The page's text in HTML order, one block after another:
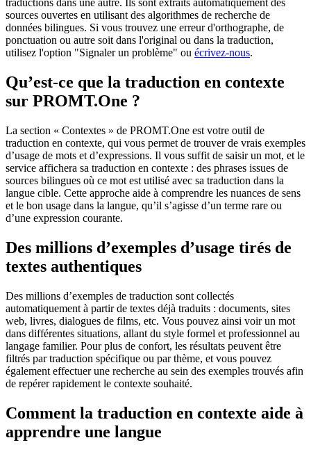
traductions dans une autre. Ils sont extraits automatiquement des
sources ouvertes en utilisant des algorithmes de recherche de
données bilingues. Si vous trouvez une erreur d'orthographe, de
ponctuation ou autre soit dans l'original ou dans la traduction,
utilisez l'option "Signaler un problème" ou écrivez-nous.
Qu’est-ce que la traduction en contexte
sur PROMT.One ?
La section « Contextes » de PROMT.One est votre outil de
traduction en contexte, qui vous permet de trouver de vrais exemples
d’usage de mots et d’expressions. Il vous suffit de saisir un mot, et le
service affichera sa traduction en contexte : des phrases issues de
sources bilingues où ce mot est utilisé avec sa traduction dans la
langue cible. Cette approche aide à comprendre les nuances de sens
et le bon usage dans la langue, qu’il s’agisse d’un terme rare ou
d’une expression courante.
Des millions d’exemples d’usage tirés de
textes authentiques
Des millions d’exemples de traduction sont collectés
automatiquement à partir de textes déjà traduits : documents, sites
web, livres, dialogues de films, etc. Vous pouvez ainsi voir un mot
dans différentes situations, allant du style formel et professionnel au
langage familier. Pour plus de confort, les résultats peuvent être
filtrés par traduction spécifique ou par thème, et vous pouvez
également effectuer une recherche au sein des exemples trouvés afin
de repérer rapidement le contexte souhaité.
Comment la traduction en contexte aide à
apprendre une langue